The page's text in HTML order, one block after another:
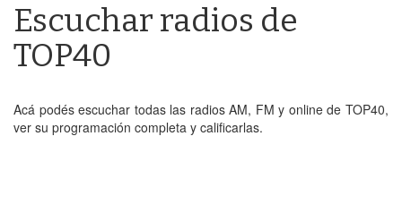
Escuchar radios de
TOP40
Acá podés escuchar todas las radios AM, FM y online de TOP40,
ver su programación completa y calificarlas.